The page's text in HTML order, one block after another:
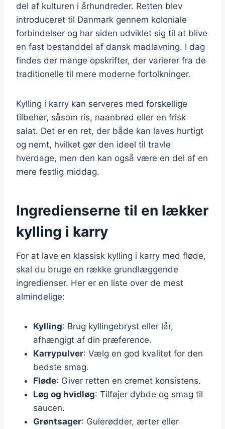
del af kulturen i århundreder. Retten blev
introduceret til Danmark gennem koloniale
forbindelser og har siden udviklet sig til at blive
en fast bestanddel af dansk madlavning. I dag
findes der mange opskrifter, der varierer fra de
traditionelle til mere moderne fortolkninger.
Kylling i karry kan serveres med forskellige
tilbehør, såsom ris, naanbrød eller en frisk
salat. Det er en ret, der både kan laves hurtigt
og nemt, hvilket gør den ideel til travle
hverdage, men den kan også være en del af en
mere festlig middag.
Ingredienserne til en lækker
kylling i karry
For at lave en klassisk kylling i karry med fløde,
skal du bruge en række grundlæggende
ingredienser. Her er en liste over de mest
almindelige:
Kylling: Brug kyllingebryst eller lår,
afhængigt af din præference.
Karrypulver: Vælg en god kvalitet for den
bedste smag.
Fløde: Giver retten en cremet konsistens.
Løg og hvidløg: Tilføjer dybde og smag til
saucen.
Grøntsager: Gulerødder, ærter eller